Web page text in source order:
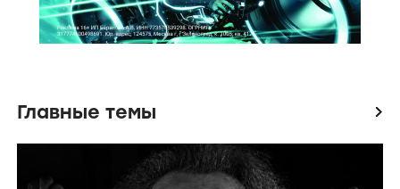
Главные темы icon